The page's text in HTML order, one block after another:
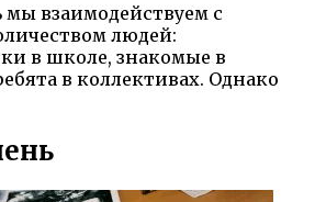
взаимодействуем с
людей:
в школе, знакомые в
в коллективах. Однако